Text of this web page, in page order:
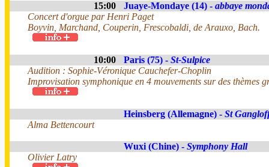
15:00 Juaye-Mondaye (14) - abbaye
Concert d'orgue par Henri Paget
Boyvin, Marchand, Couperin, Frescobaldi, de Arauxo, Bach.
10:00 Paris (75) - St-Sulpice
Audition : Sophie-Véronique Cauchefer-Choplin
Improvisation symphonique en 4 mouvements sur des thèmes
Heinsberg (Allemagne) - St
Alma Bettencourt
Wuxi (Chine) - Symphony Hall
Olivier Latry